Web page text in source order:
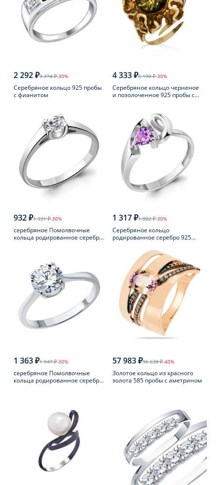
2 292 ₽3 274 ₽-30%
Серебряное кольцо 925 пробы
с фианитом
4 333 ₽6 190 ₽-30%
Серебряное кольцо черненое
и позолоченное 925 пробы с
932 ₽1 331 ₽-30%
серебряное Помолвочные
кольца родированное серебро
1 317 ₽1 882 ₽-30%
Серебряное кольцо
родированное серебро 925
1 363 ₽1 947 ₽-30%
серебряное Помолвочные
кольца родированное серебро
57 983 ₽96 638 ₽-40%
Золотое кольцо из красного
золота 585 пробы с аметрином